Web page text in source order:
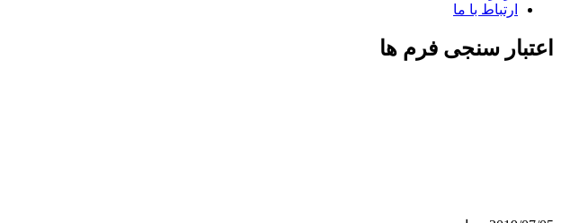
ارتباط با ما
اعتبار سنجی فرم ها